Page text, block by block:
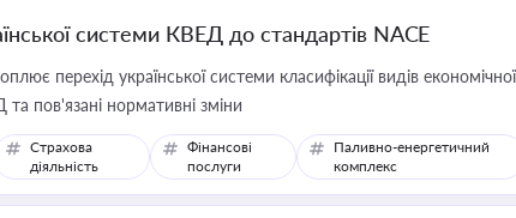
системи КВЕД до стандартів NACE
перехід української системи класифікації видів
пов'язані нормативні зміни
Страхова
діяльність
Фінансові
послуги
Паливно-енергетичний
комплекс